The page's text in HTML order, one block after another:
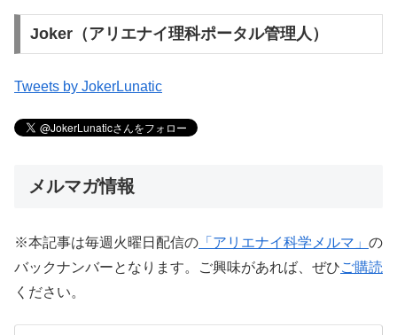
Joker（アリエナイ理科ポータル管理人）
Tweets by JokerLunatic
メルマガ情報
※本記事は毎週火曜日配信の 「アリエナイ科学メルマ」 の
バックナンバーとなります。ご興味があれば、ぜひご購読
ください。